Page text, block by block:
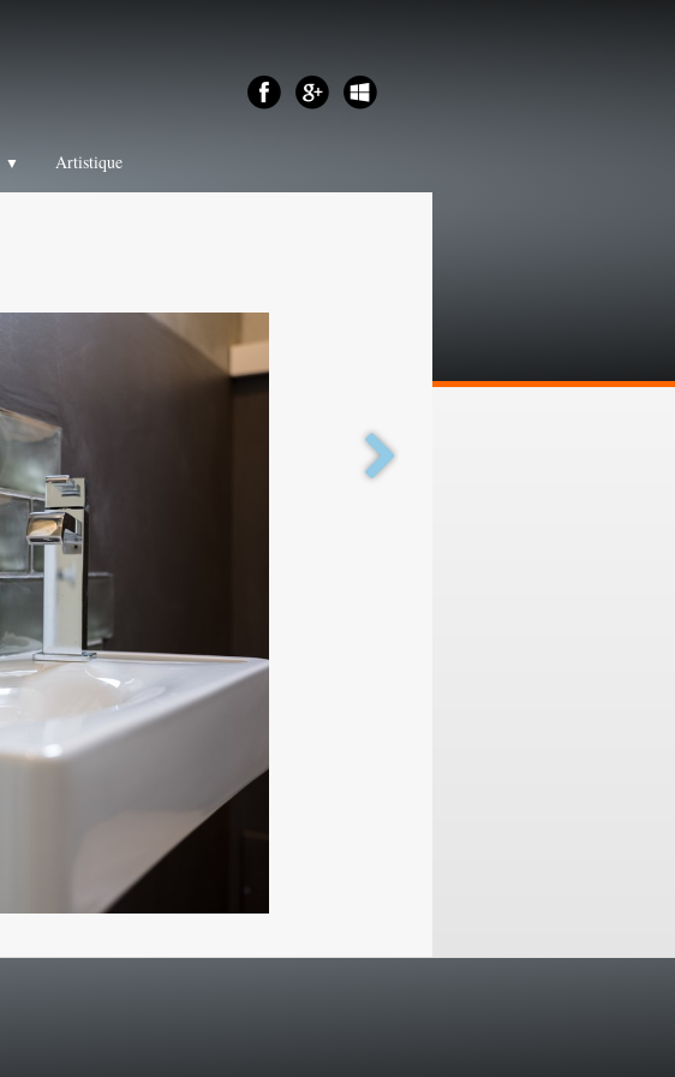
▼ Artistique